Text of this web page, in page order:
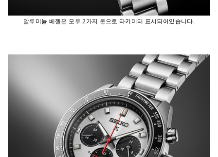
알루미늄 베젤은 모두 2가지 톤으로 타키미터 표시되어있습니다.